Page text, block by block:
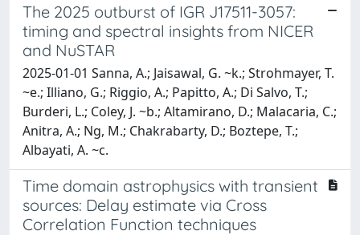
The 2025 outburst of IGR J17511-3057:
timing and spectral insights from NICER
and NuSTAR
2025-01-01 Sanna, A.; Jaisawal, G. ~k.; Strohmayer, T.
~e.; Illiano, G.; Riggio, A.; Papitto, A.; Di Salvo, T.;
Burderi, L.; Coley, J. ~b.; Altamirano, D.; Malacaria, C.;
Anitra, A.; Ng, M.; Chakrabarty, D.; Boztepe, T.;
Albayati, A. ~c.
Time domain astrophysics with transient
sources: Delay estimate via Cross
Correlation Function techniques